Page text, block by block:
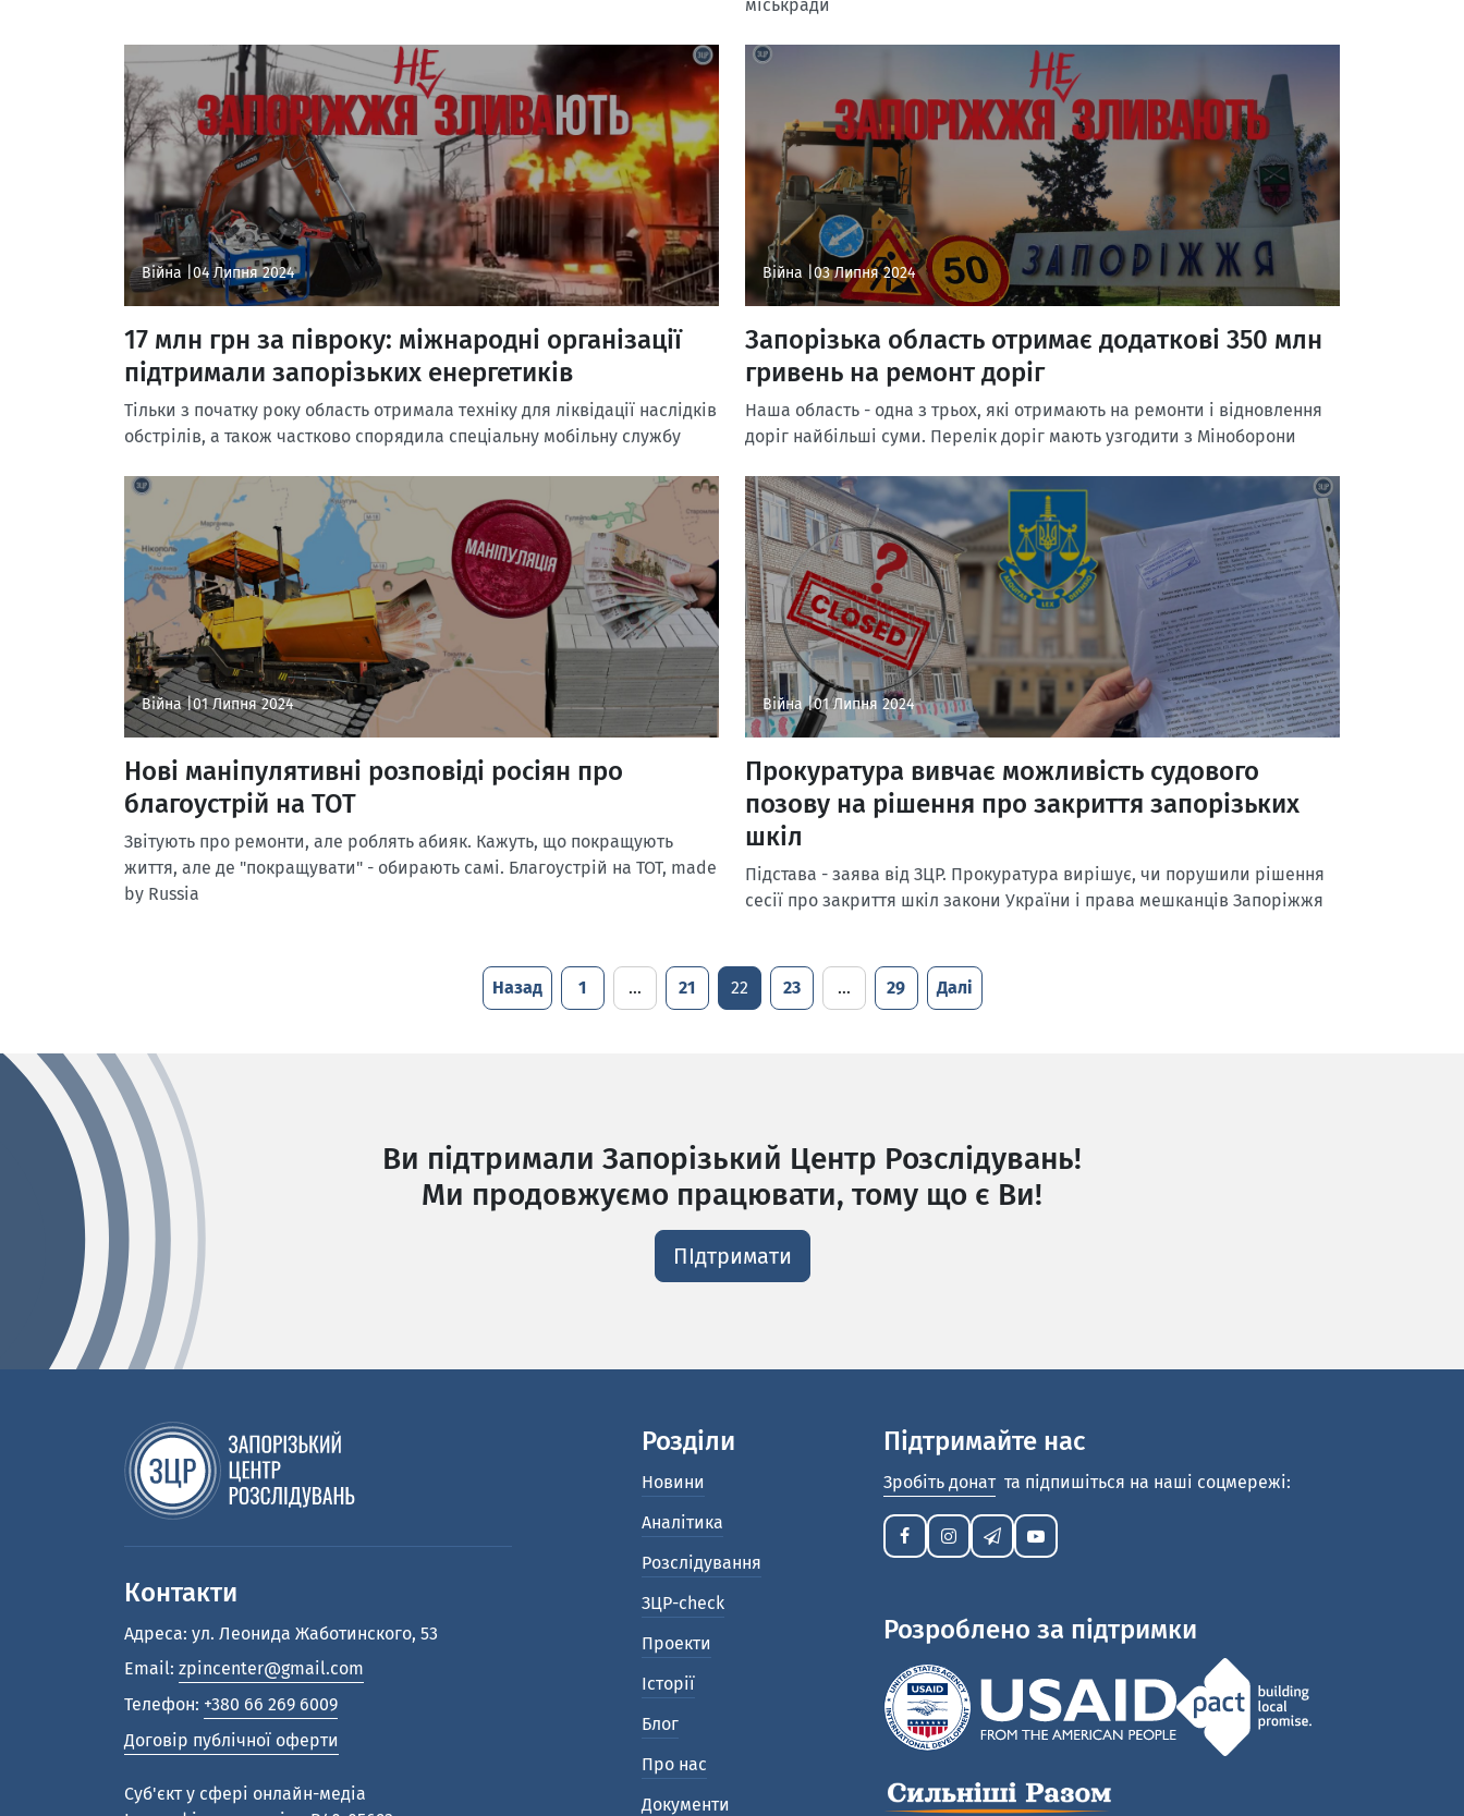
міськради
Війна | 04 Липня 2024
17 млн грн за півроку: міжнародні організації
підтримали запорізьких енергетиків
Тільки з початку року область отримала техніку для ліквідації наслідків
обстрілів, а також частково спорядила спеціальну мобільну службу
Війна | 03 Липня 2024
Запорізька область отримає додаткові 350 млн
гривень на ремонт доріг
Наша область - одна з трьох, які отримають на ремонти і відновлення
доріг найбільші суми. Перелік доріг мають узгодити з Міноборони
Війна |01 Липня 2024
Нові маніпулятивні розповіді росіян про
благоустрій на ТОТ
Звітують про ремонти, але роблять абияк. Кажуть, що покращують
життя, але де "покращувати" - обирають самі. Благоустрій на ТОТ, made
by Russia
Війна |01 Липня 2024
Прокуратура вивчає можливість судового
позову на рішення про закриття запорізьких
шкіл
Підстава - заява від ЗЦР. Прокуратура вирішує, чи порушили рішення
сесії про закриття шкіл закони України і права мешканців Запоріжжя
Назад 1 … 21 22 23 … 29 Далі
Ви підтримали Запорізький Центр Розслідувань!
Ми продовжуємо працювати, тому що є Ви!
ПІдтримати
Контакти
Адреса: ул. Леонида Жаботинского, 53
Email: zpincenter@gmail.com
Телефон: +380 66 269 6009
Договір публічної оферти
Cуб'єкт у сфері онлайн-медіа
Розділи
Новини
Аналітика
Розслідування
ЗЦР-check
Проекти
Історії
Блог
Про нас
Документи
Підтримайте нас
Зробіть донат та підпишіться на наші соцмережі:
Розроблено за підтримки